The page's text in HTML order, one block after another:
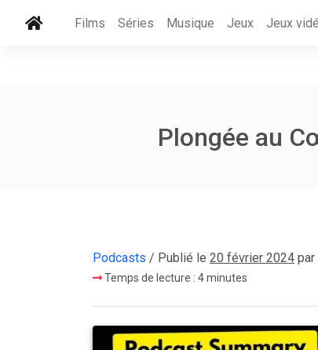
Films Séries Musique Jeux Jeux
Plongée au
Podcasts / Publié le 20 février 2024 par
Temps de lecture : 4 minutes